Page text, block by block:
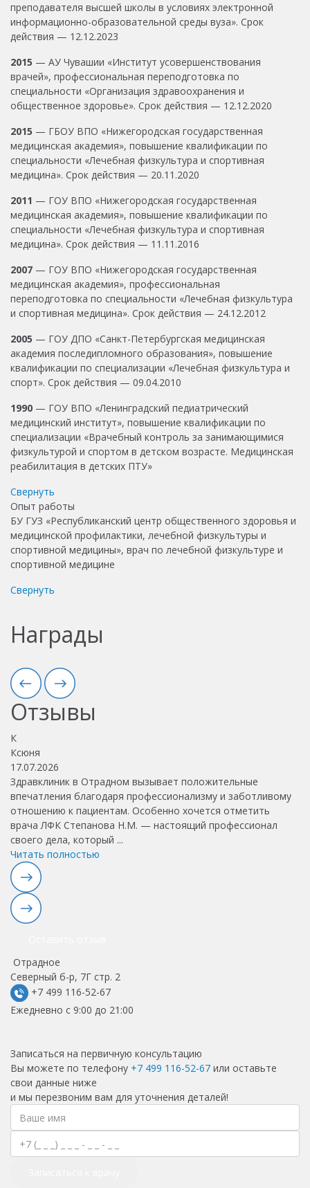
преподавателя высшей школы в условиях электронной
информационно-образовательной среды вуза». Срок
действия — 12.12.2023
2015 — АУ Чувашии «Институт усовершенствования
врачей», профессиональная переподготовка по
специальности «Организация здравоохранения и
общественное здоровье». Срок действия — 12.12.2020
2015 — ГБОУ ВПО «Нижегородская государственная
медицинская академия», повышение квалификации по
специальности «Лечебная физкультура и спортивная
медицина». Срок действия — 20.11.2020
2011 — ГОУ ВПО «Нижегородская государственная
медицинская академия», повышение квалификации по
специальности «Лечебная физкультура и спортивная
медицина». Срок действия — 11.11.2016
2007 — ГОУ ВПО «Нижегородская государственная
медицинская академия», профессиональная
переподготовка по специальности «Лечебная физкультура
и спортивная медицина». Срок действия — 24.12.2012
2005 — ГОУ ДПО «Санкт-Петербургская медицинская
академия последипломного образования», повышение
квалификации по специализации «Лечебная физкультура и
спорт». Срок действия — 09.04.2010
1990 — ГОУ ВПО «Ленинградский педиатрический
медицинский институт», повышение квалификации по
специализации «Врачебный контроль за занимающимися
физкультурой и спортом в детском возрасте. Медицинская
реабилитация в детских ПТУ»
Свернуть
Опыт работы
БУ ГУЗ «Республиканский центр общественного здоровья и
медицинской профилактики, лечебной физкультуры и
спортивной медицины», врач по лечебной физкультуре и
спортивной медицине
Свернуть
Награды
Отзывы
К
Ксюня
17.07.2026
Здравклиник в Отрадном вызывает положительные
впечатления благодаря профессионализму и заботливому
отношению к пациентам. Особенно хочется отметить
врача ЛФК Степанова Н.М. — настоящий профессионал
своего дела, который ...
Читать полностью
Отрадное
Северный б-р, 7Г стр. 2
+7 499 116-52-67
Ежедневно с 9:00 до 21:00
Записаться на первичную консультацию
Вы можете по телефону +7 499 116-52-67 или оставьте
свои данные ниже
и мы перезвоним вам для уточнения деталей!